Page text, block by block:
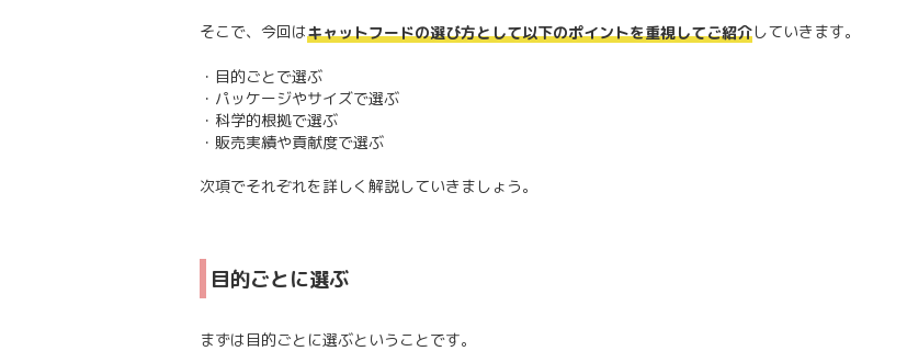
そこで、今回はキャットフードの選び方として以下のポイントを重視してご紹介していきます。
・目的ごとで選ぶ
・パッケージやサイズで選ぶ
・科学的根拠で選ぶ
・販売実績や貢献度で選ぶ
次項でそれぞれを詳しく解説していきましょう。
目的ごとに選ぶ
まずは目的ごとに選ぶということです。